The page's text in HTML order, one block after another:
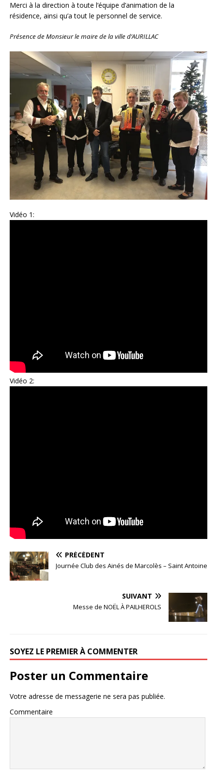
Merci à la direction à toute l’équipe d’animation de la
résidence, ainsi qu’a tout le personnel de service.
Présence de Monsieur le maire de la ville d’AURILLAC
Vidéo 1:
Vidéo 2:
PRÉCÉDENT
Journée Club des Ainés de Marcolès – Saint Antoine
SUIVANT
Messe de NOËL À PAILHEROLS
SOYEZ LE PREMIER À COMMENTER
Poster un Commentaire
Votre adresse de messagerie ne sera pas publiée.
Commentaire